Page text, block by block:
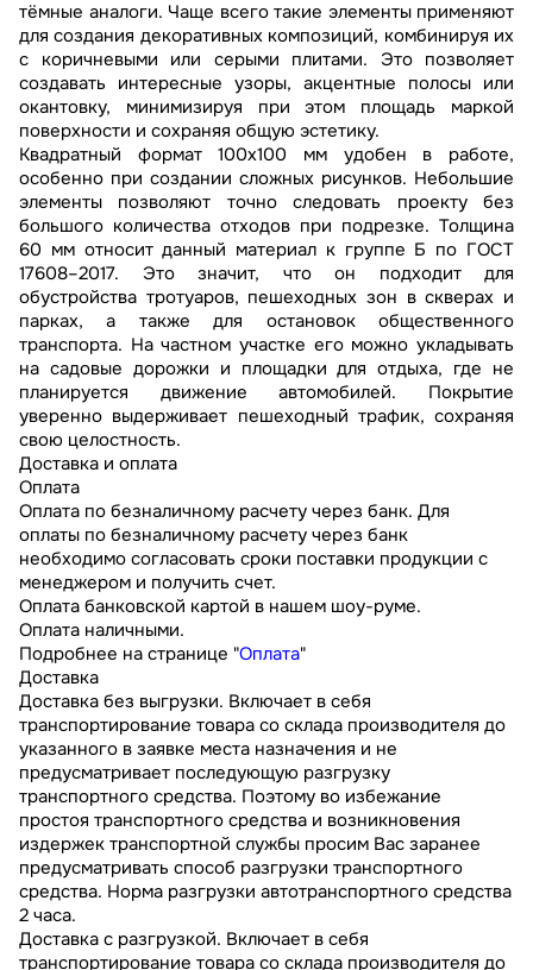
тёмные аналоги. Чаще всего такие элементы применяют
для создания декоративных композиций, комбинируя их
с коричневыми или серыми плитами. Это позволяет
создавать интересные узоры, акцентные полосы или
окантовку, минимизируя при этом площадь маркой
поверхности и сохраняя общую эстетику.
Квадратный формат 100х100 мм удобен в работе,
особенно при создании сложных рисунков. Небольшие
элементы позволяют точно следовать проекту без
большого количества отходов при подрезке. Толщина
60 мм относит данный материал к группе Б по ГОСТ
17608–2017. Это значит, что он подходит для
обустройства тротуаров, пешеходных зон в скверах и
парках, а также для остановок общественного
транспорта. На частном участке его можно укладывать
на садовые дорожки и площадки для отдыха, где не
планируется движение автомобилей. Покрытие
уверенно выдерживает пешеходный трафик, сохраняя
свою целостность.
Доставка и оплата
Оплата
Оплата по безналичному расчету через банк. Для
оплаты по безналичному расчету через банк
необходимо согласовать сроки поставки продукции с
менеджером и получить счет.
Оплата банковской картой в нашем шоу-руме.
Оплата наличными.
Подробнее на странице "Оплата"
Доставка
Доставка без выгрузки. Включает в себя
транспортирование товара со склада производителя до
указанного в заявке места назначения и не
предусматривает последующую разгрузку
транспортного средства. Поэтому во избежание
простоя транспортного средства и возникновения
издержек транспортной службы просим Вас заранее
предусматривать способ разгрузки транспортного
средства. Норма разгрузки автотранспортного средства
2 часа.
Доставка с разгрузкой. Включает в себя
транспортирование товара со склада производителя до